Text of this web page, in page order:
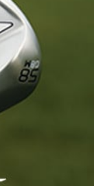
et se
de Victor